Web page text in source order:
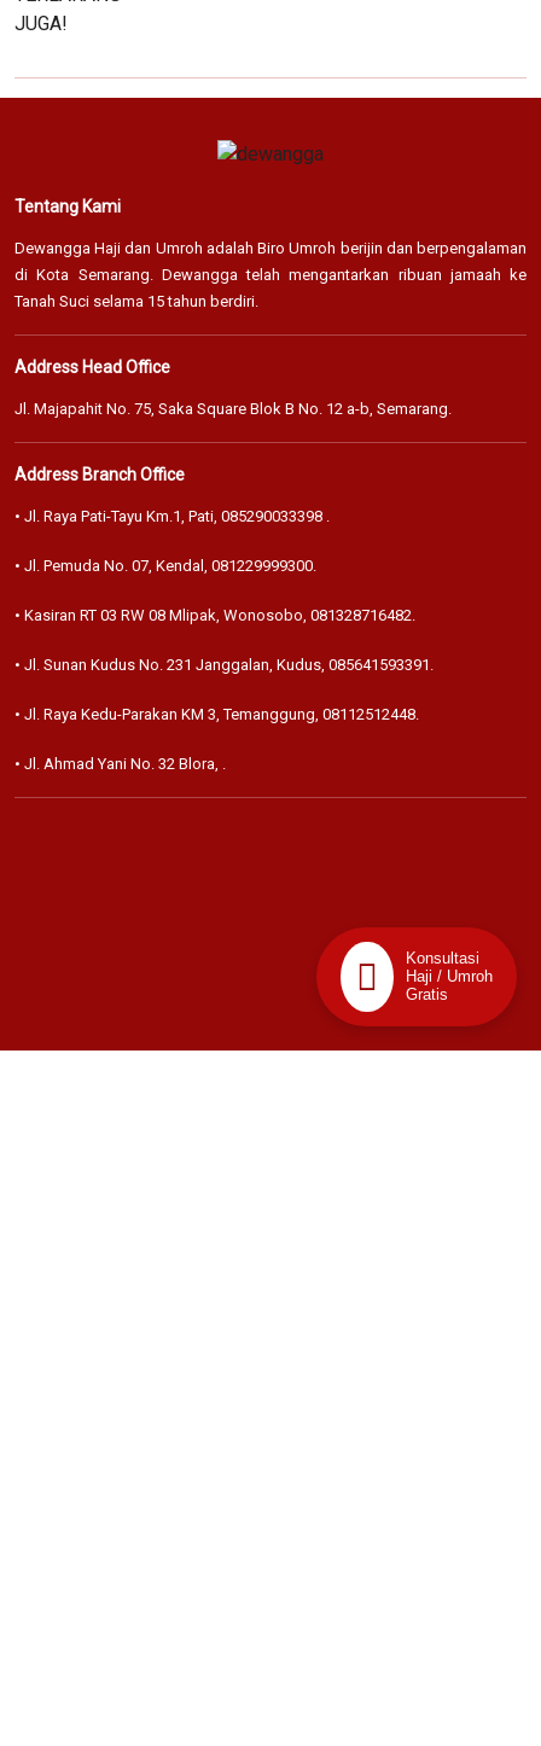
Tentang Kami
Dewangga Haji dan Umroh adalah Biro Umroh berijin dan berpengalaman
di Kota Semarang. Dewangga telah mengantarkan ribuan jamaah ke
Tanah Suci selama 15 tahun berdiri.
Address Head Office
Jl. Majapahit No. 75, Saka Square Blok B No. 12 a-b, Semarang.
Address Branch Office
• Jl. Raya Pati-Tayu Km.1, Pati, 085290033398 .
• Jl. Pemuda No. 07, Kendal, 081229999300.
• Kasiran RT 03 RW 08 Mlipak, Wonosobo, 081328716482.
• Jl. Sunan Kudus No. 231 Janggalan, Kudus, 085641593391 .
• Jl. Raya Kedu-Parakan KM 3, Temanggung, 08112512448.
• Jl. Ahmad Yani No. 32 Blora, .
Konsultasi
Haji / Umroh
Gratis